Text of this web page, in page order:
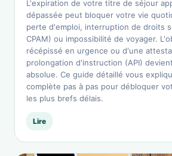
L'expiration de votre titre de séjour
dépassée peut bloquer votre vie
perte d'emploi, interruption de droits
CPAM) ou impossibilité de voyager.
récépissé en urgence ou d'une
prolongation d'instruction (API)
absolue. Ce guide détaillé vous
complète pas à pas pour débloquer
les plus brefs délais.
Lire